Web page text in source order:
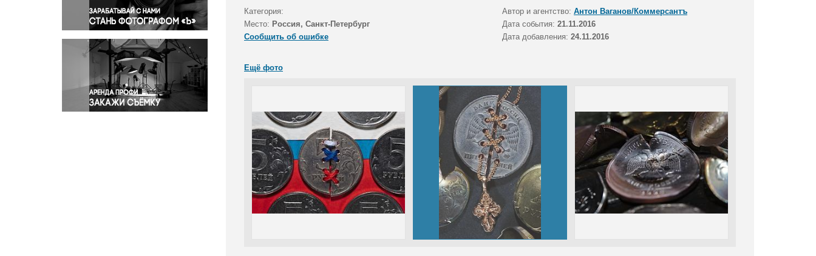
Происшествия и конфликты
Религия
Светская жизнь
Спорт
Экология
Экономика и бизнес
Категория: Автор и агентство: Антон Ваганов/Коммерсантъ
Место: Россия, Санкт-Петербург Дата события: 21.11.2016
Сообщить об ошибке
Дата добавления: 24.11.2016
Ещё фото